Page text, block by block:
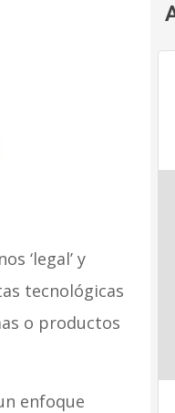
‘legal’ y
tecnológicas
o productos
enfoque